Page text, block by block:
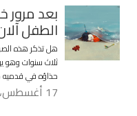
بعد
الطفل
هل تذكر هذه
ثلاث سنوات وهو
حذاؤه في
17 أغسطس، 2020